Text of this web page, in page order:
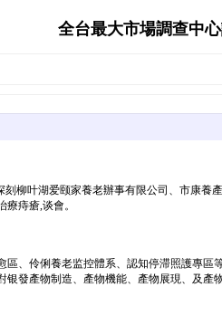
全台最大市場調查中
柳叶湖爱颐家養老辦事有限公司、市康
痔瘡,谈會。
、伶俐養老监控體系、認知停滞照護專
發產物制造、產物機能、產物展現、及產